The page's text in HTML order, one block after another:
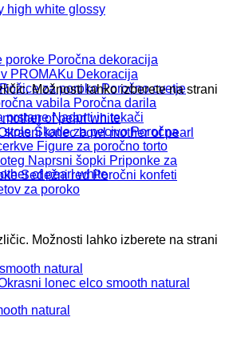
poroke Poročna dekoracija
PROMAKu Dekoracija
Rožice za poroko Poročno cvetje
vabila Poročna darila
prstane Nadprti in tekači
stole Škatle za pecivo Poročna
Figure za poročno torto
Naprsni šopki Priponke za
Sedežni red Poročni konfeti
za poroko
high white glossy
Možnosti lahko izberete na strani
of pearl white
Možnosti lahko izberete na strani
natural